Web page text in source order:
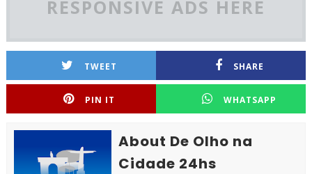
RESPONSIVE ADS HERE
TWEET SHARE
PIN IT WHATSAPP
About De Olho na
Cidade 24hs